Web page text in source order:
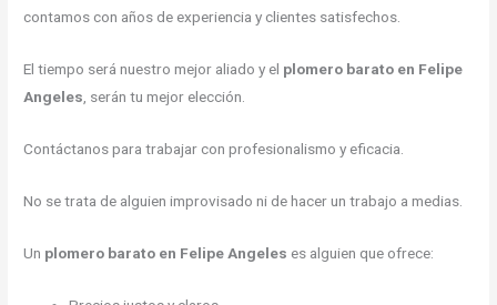
contamos con años de experiencia y clientes satisfechos.
El tiempo será nuestro mejor aliado y el plomero barato en Felipe
Angeles , serán tu mejor elección.
Contáctanos para trabajar con profesionalismo y eficacia.
No se trata de alguien improvisado ni de hacer un trabajo a medias.
Un plomero barato en Felipe Angeles es alguien que ofrece: